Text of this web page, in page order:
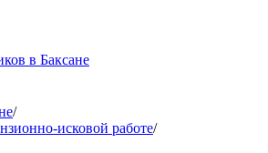
в Баксане
/
исковой работе/